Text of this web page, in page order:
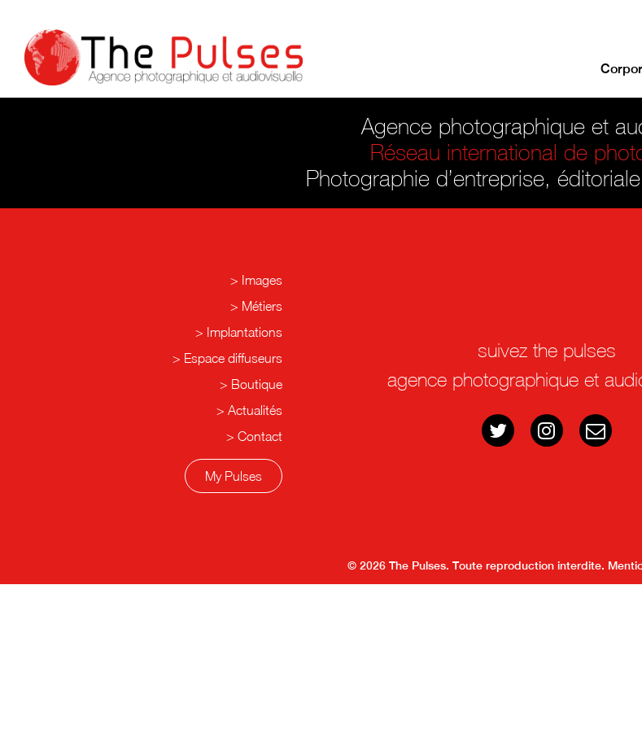
Agence photographique et
Réseau international de
Photographie d’entreprise,
Images
Métiers
Implantations
Espace diffuseurs
Boutique
Actualités
Contact
My Pulses
suivez the pulses
agence photographique et
© 2026 The Pulses. Toute reproduction interdite.